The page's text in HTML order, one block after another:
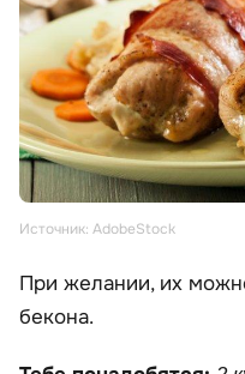
Источник: AdobeStock
При желании, их
бекона.